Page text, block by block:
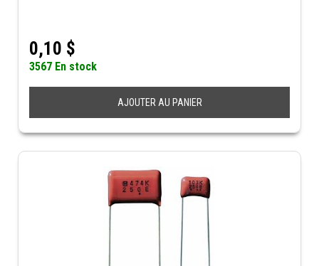
0,10 $
3567 En stock
AJOUTER AU PANIER